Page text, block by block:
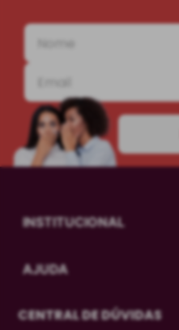
INSTITUCIONAL
AJUDA
CENTRAL DE DÚVIDAS